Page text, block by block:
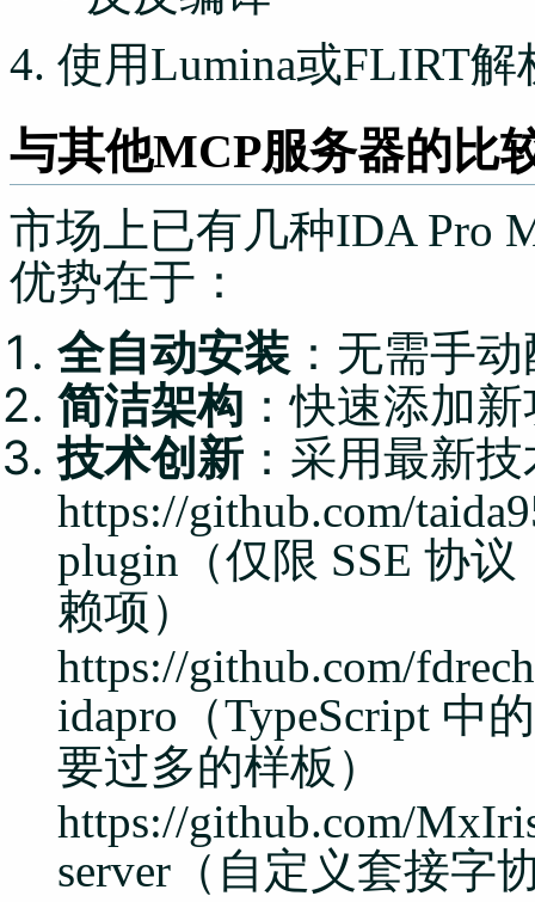
4. 使用Lumina或FLIRT解
与其他MCP服务器的比
市场上已有几种IDA Pro
优势在于：
全自动安装 ：无需手
简洁架构 ：快速添加
技术创新：采用最新
https://github.com/
plugin（仅限 SSE 协
赖项）
https://github.com/
idapro（TypeScript 中
要过多的样板）
https://github.com/
server（自定义套接字